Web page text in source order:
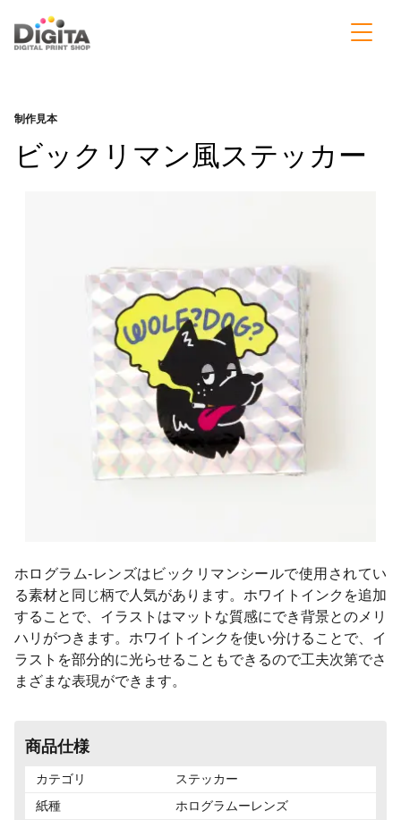
制作見本
ビックリマン風ステッカー
ホログラム-レンズはビックリマンシールで使用されてい
る素材と同じ柄で人気があります。ホワイトインクを追加
することで、イラストはマットな質感にでき背景とのメリ
ハリがつきます。ホワイトインクを使い分けることで、イ
ラストを部分的に光らせることもできるので工夫次第でさ
まざまな表現ができます。
商品仕様
カテゴリ
ステッカー
紙種
ホログラムーレンズ